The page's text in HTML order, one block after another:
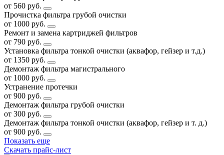
от 560 руб.
Прочистка фильтра грубой очистки
от 1000 руб.
Ремонт и замена картриджей фильтров
от 790 руб.
Установка фильтра тонкой очистки (аквафор, гейзер и т.д.)
от 1350 руб.
Демонтаж фильтра магистрального
от 1000 руб.
Устранение протечки
от 900 руб.
Демонтаж фильтра грубой очистки
от 300 руб.
Демонтаж фильтра тонкой очистки (аквафор, гейзер и т. д.)
от 900 руб.
Показать еще
Скачать прайс-лист